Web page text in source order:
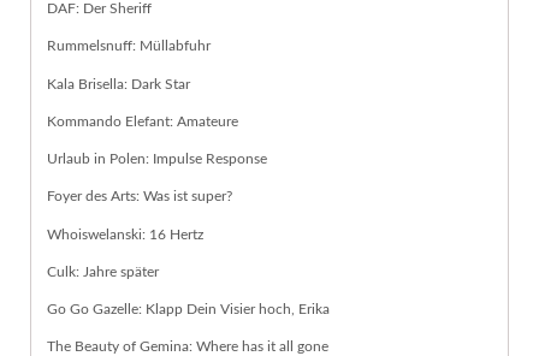
DAF: Der Sheriff
Rummelsnuff: Müllabfuhr
Kala Brisella: Dark Star
Kommando Elefant: Amateure
Urlaub in Polen: Impulse Response
Foyer des Arts: Was ist super?
Whoiswelanski: 16 Hertz
Culk: Jahre später
Go Go Gazelle: Klapp Dein Visier hoch, Erika
The Beauty of Gemina: Where has it all gone